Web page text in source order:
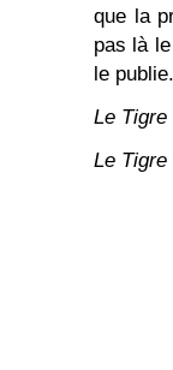
que la
pas là
le publie.
Le Tigre
Le Tigre